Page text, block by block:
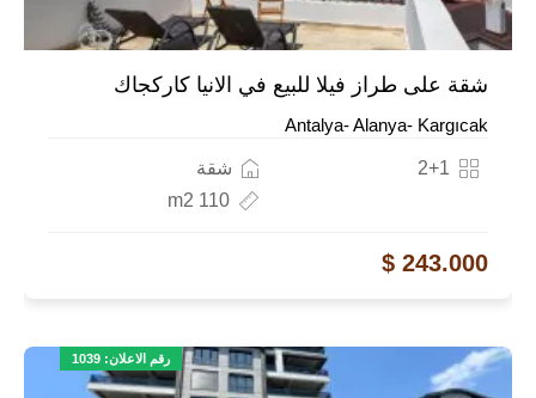
شقة على طراز فيلا للبيع في الانيا كاركجاك
Antalya- Alanya- Kargıcak
شقة
2+1
110 m2
243.000 $
رقم الاعلان: 1039